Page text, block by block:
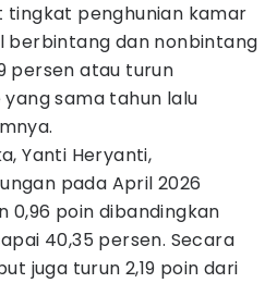
penghunian kamar
berbintang dan nonbintang
persen atau turun
sama tahun lalu
Yanti Heryanti,
pada April 2026
0,96 poin dibandingkan
40,35 persen. Secara
juga turun 2,19 poin dari